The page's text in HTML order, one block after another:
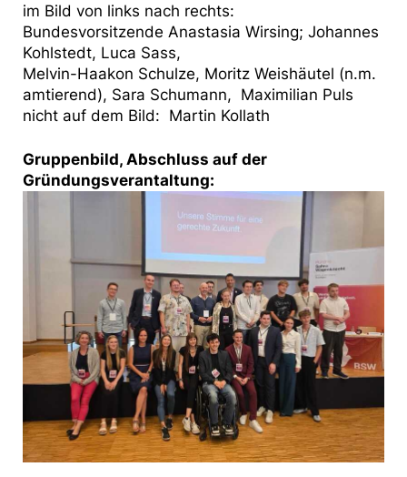
im Bild von links nach rechts:
Bundesvorsitzende Anastasia Wirsing; Johannes
Kohlstedt, Luca Sass,
Melvin-Haakon Schulze, Moritz Weishäutel (n.m.
amtierend), Sara Schumann, Maximilian Puls
nicht auf dem Bild: Martin Kollath
Gruppenbild, Abschluss auf der
Gründungsverantaltung: